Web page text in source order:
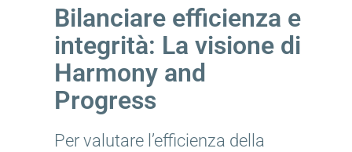
Bilanciare efficienza e
integrità: La visione di
Harmony and
Progress
Per valutare l’efficienza della